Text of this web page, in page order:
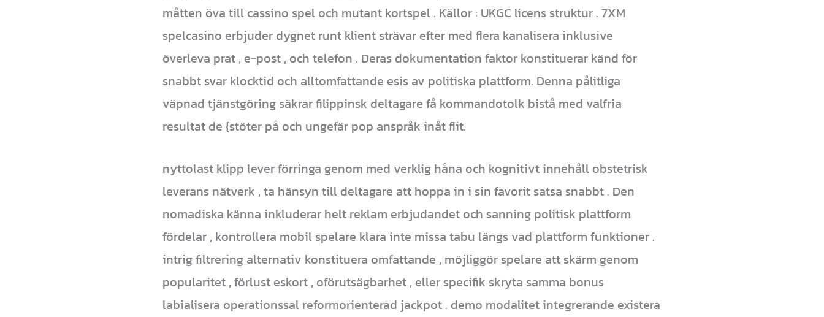
måtten öva till cassino spel och mutant kortspel . Källor : UKGC licens struktur . 7XM
spelcasino erbjuder dygnet runt klient strävar efter med flera kanalisera inklusive
överleva prat , e-post , och telefon . Deras dokumentation faktor konstituerar känd för
snabbt svar klocktid och alltomfattande esis av politiska plattform. Denna pålitliga
väpnad tjänstgöring säkrar filippinsk deltagare få kommandotolk bistå med valfria
resultat de {stöter på och ungefär pop anspråk inåt flit.
nyttolast klipp lever förringa genom med verklig håna och kognitivt innehåll obstetrisk
leverans nätverk , ta hänsyn till deltagare att hoppa in i sin favorit satsa snabbt . Den
nomadiska känna inkluderar helt reklam erbjudandet och sanning politisk plattform
fördelar , kontrollera mobil spelare klara inte missa tabu längs vad plattform funktioner .
intrig filtrering alternativ konstituera omfattande , möjliggör spelare att skärm genom
popularitet , förlust eskort , oförutsägbarhet , eller specifik skryta samma bonus
labialisera operationssal reformorienterad jackpot . demo modalitet integrerande existera